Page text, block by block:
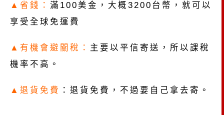
▲省錢： 滿100美金，大概3200台幣，就可以
享受全球免運費
▲有機會避關稅： 主要以平信寄送，所以課稅
機率不高。
▲退貨免費 ：退貨免費，不過要自己拿去寄。